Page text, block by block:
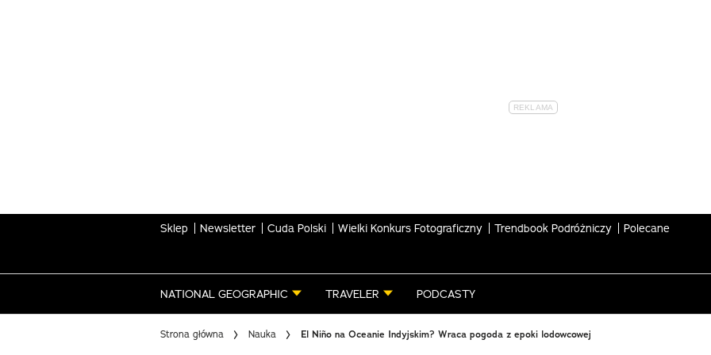
Sklep Newsletter Cuda Polski Wielki Konkurs Fotograficzny Trendbook Podróżniczy Polecane
NATIONAL GEOGRAPHIC TRAVELER PODCASTY
Strona główna Nauka El Niño na Oceanie Indyjskim? Wraca pogoda z epoki lodowcowej